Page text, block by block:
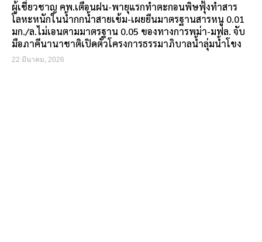
ผู้เชี่ยวชาญ คพ.เตือนฝน-พายุแรกทำตะกอนพิษฟุ้งทำสาร
โลหะหนักในน้ำกกน้ำสายเข้ม-เผยยืนมาตรฐานสารหนู 0.01
มก./ล.ไม่เอนตามมาตรฐาน 0.05 ของทางการพม่า-มฟล. จับ
มือภาคีนานาชาติเปิดตัวโครงการธรรมาภิบาลน้ำลุ่มน้ำโขง
22 มีนาคม, 2026